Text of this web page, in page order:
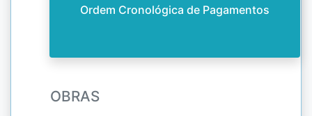
Ordem Cronológica de Pagamentos
OBRAS